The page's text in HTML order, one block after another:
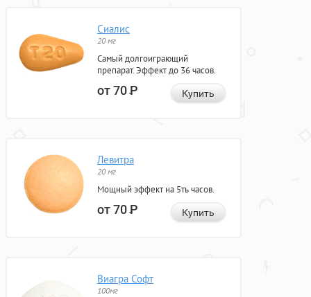
Сиалис
20 мг
Самый долгоиграющий
препарат. Эффект до 36 часов.
от 70Р Купить
Левитра
20 мг
Мощный эффект на 5ть часов.
от 70Р Купить
Виагра Софт
100мг